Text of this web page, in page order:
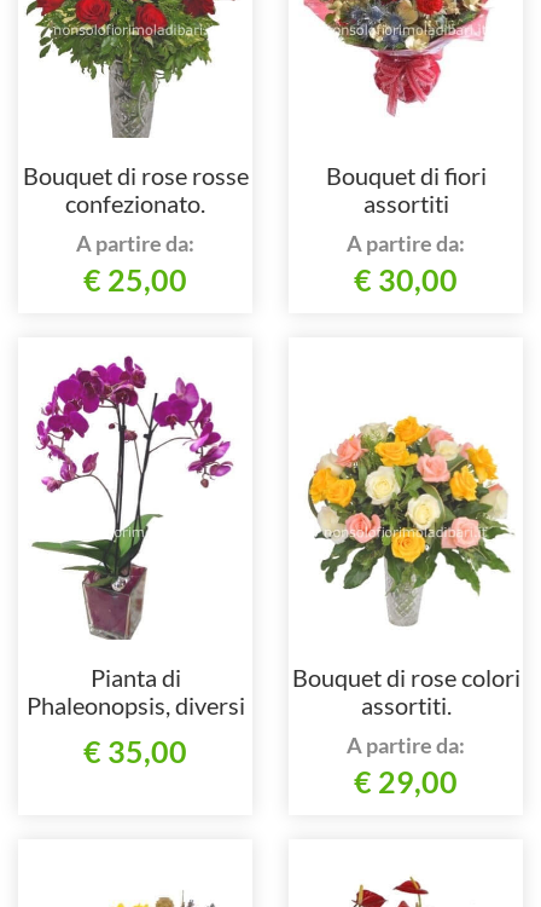
Bouquet di rose rosse
confezionato.
A partire da:
€ 25,00
Bouquet di fiori
assortiti
A partire da:
€ 30,00
Pianta di
Phaleonopsis, diversi
€ 35,00
Bouquet di rose colori
assortiti.
A partire da:
€ 29,00